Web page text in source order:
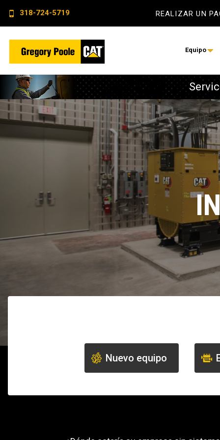
318-724-5719 REALIZAR UN
Equipo
Autobús
Aire
Energía
Energía
Servicios
Servicio
Sistemas
Servicio
Prueba de
Pruebas
Servicio
Servicio
Nuevo equipo